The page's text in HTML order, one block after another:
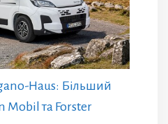
Haus: Більший
Mobil та Forster